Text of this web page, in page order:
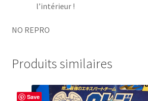
l’intérieur !
NO REPRO
Produits similaires
Save